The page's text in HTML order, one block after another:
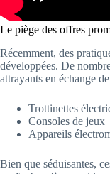
Le piège des offres
Récemment, des
développées. De
attrayants en échange
Trottinettes
Consoles de jeux
Appareils
Bien que séduisantes,